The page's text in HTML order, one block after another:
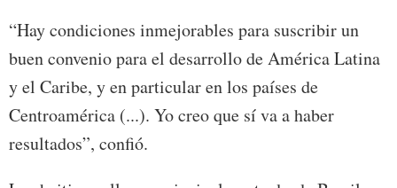
“Hay condiciones inmejorables para suscribir un
buen convenio para el desarrollo de América Latina
y el Caribe, y en particular en los países de
Centroamérica (...). Yo creo que sí va a haber
resultados”, confió.